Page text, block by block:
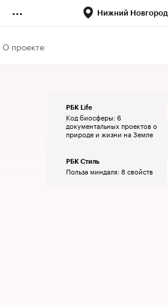
... Нижний Новгород
О проекте
РБК Life
Код биосферы: 6
документальных проектов о
природе и жизни на Земле
РБК Стиль
Польза миндаля: 8 свойств